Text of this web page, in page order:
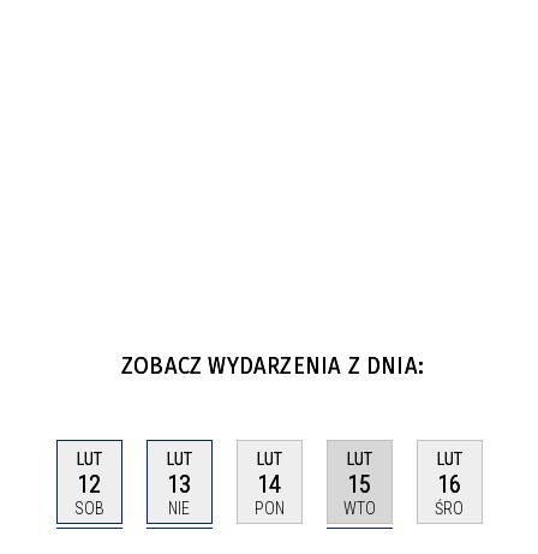
ZOBACZ WYDARZENIA Z DNIA:
LUT
12
SOB
LUT
13
NIE
LUT
14
PON
LUT
15
WTO
LUT
16
ŚRO